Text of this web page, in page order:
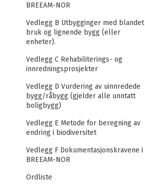
BREEAM-NOR
Vedlegg B Utbygginger med blandet
bruk og lignende bygg (eller
enheter).
Vedlegg C Rehabiliterings- og
innredningsprosjekter
Vedlegg D Vurdering av uinnredede
bygg/råbygg (gjelder alle unntatt
boligbygg)
Vedlegg E Metode for beregning av
endring i biodiversitet
Vedlegg F Dokumentasjonskravene i
BREEAM-NOR
Ordliste